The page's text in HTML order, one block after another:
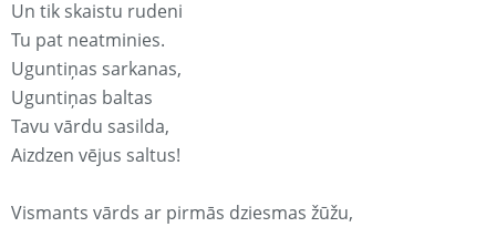
Un tik skaistu rudeni
Tu pat neatminies.
Uguntiņas sarkanas,
Uguntiņas baltas
Tavu vārdu sasilda,
Aizdzen vējus saltus!
Vismants vārds ar pirmās dziesmas žūžu,